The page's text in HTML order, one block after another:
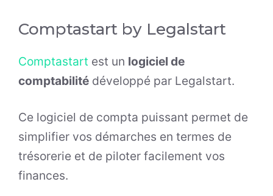
Comptastart by Legalstart
Comptastart est un logiciel de
comptabilité développé par Legalstart.
Ce logiciel de compta puissant permet de
simplifier vos démarches en termes de
trésorerie et de piloter facilement vos
finances.